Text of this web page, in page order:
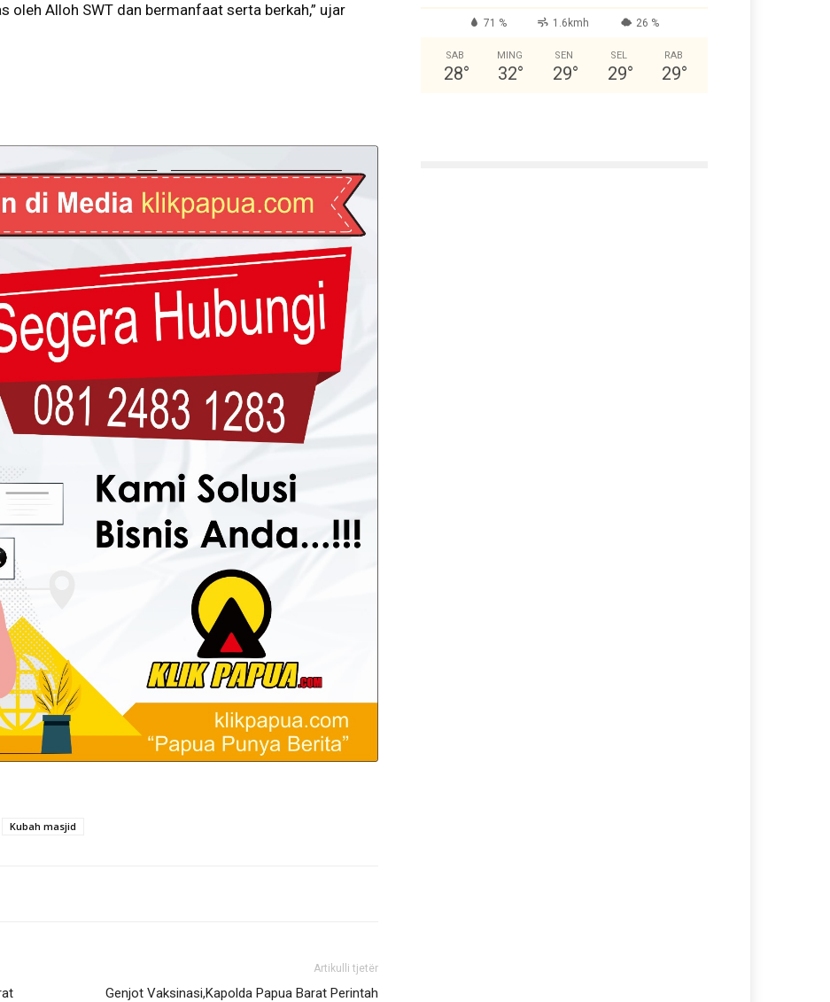
oleh Alloh SWT dan bermanfaat serta berkah,” ujar
Kubah masjid
Artikulli tjetër
Genjot Vaksinasi,Kapolda Papua Barat Perintah
71 % 1.6kmh 26 %
SAB
28°
MING
32°
SEN
29°
SEL
29°
RAB
29°